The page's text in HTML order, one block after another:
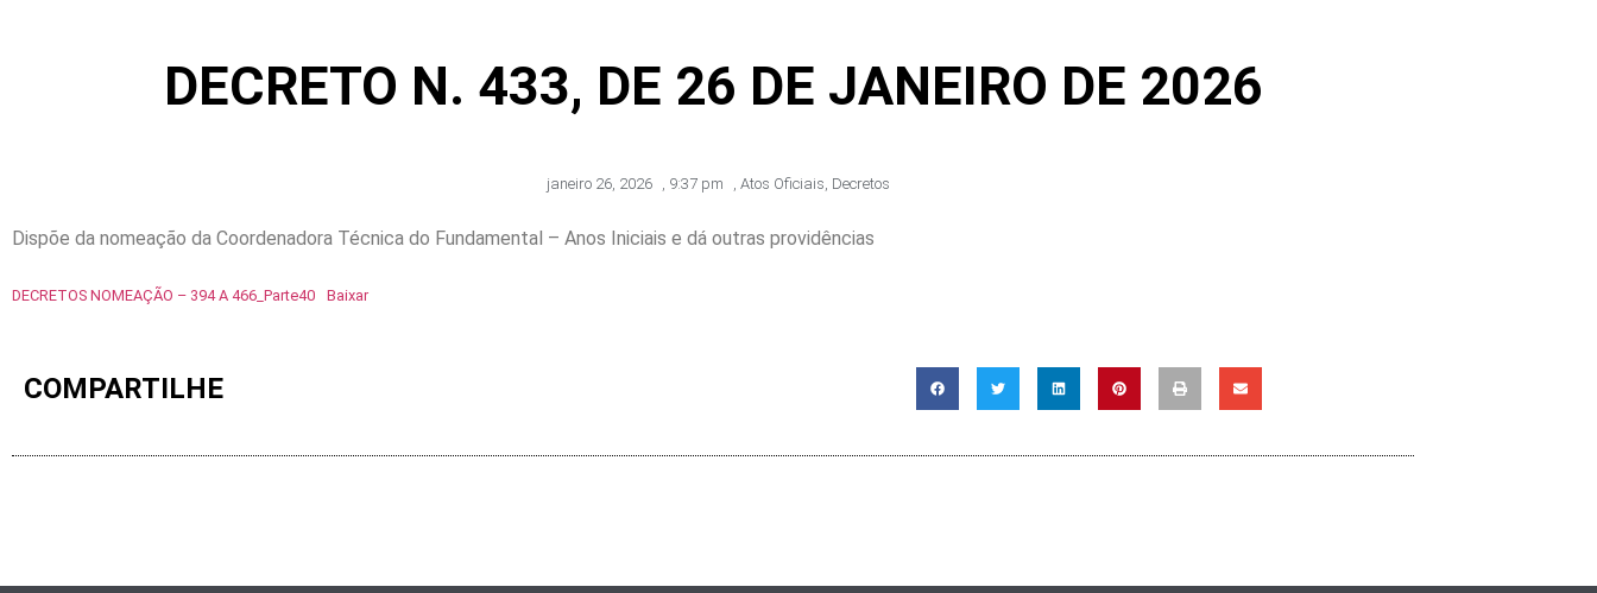
DECRETO N. 433, DE 26 DE JANEIRO DE 2026
janeiro 26, 2026 , 9:37 pm , Atos Oficiais, Decretos
Dispõe da nomeação da Coordenadora Técnica do Fundamental – Anos Iniciais e dá outras providências
DECRETOS NOMEAÇÃO – 394 A 466_Parte40 Baixar
COMPARTILHE